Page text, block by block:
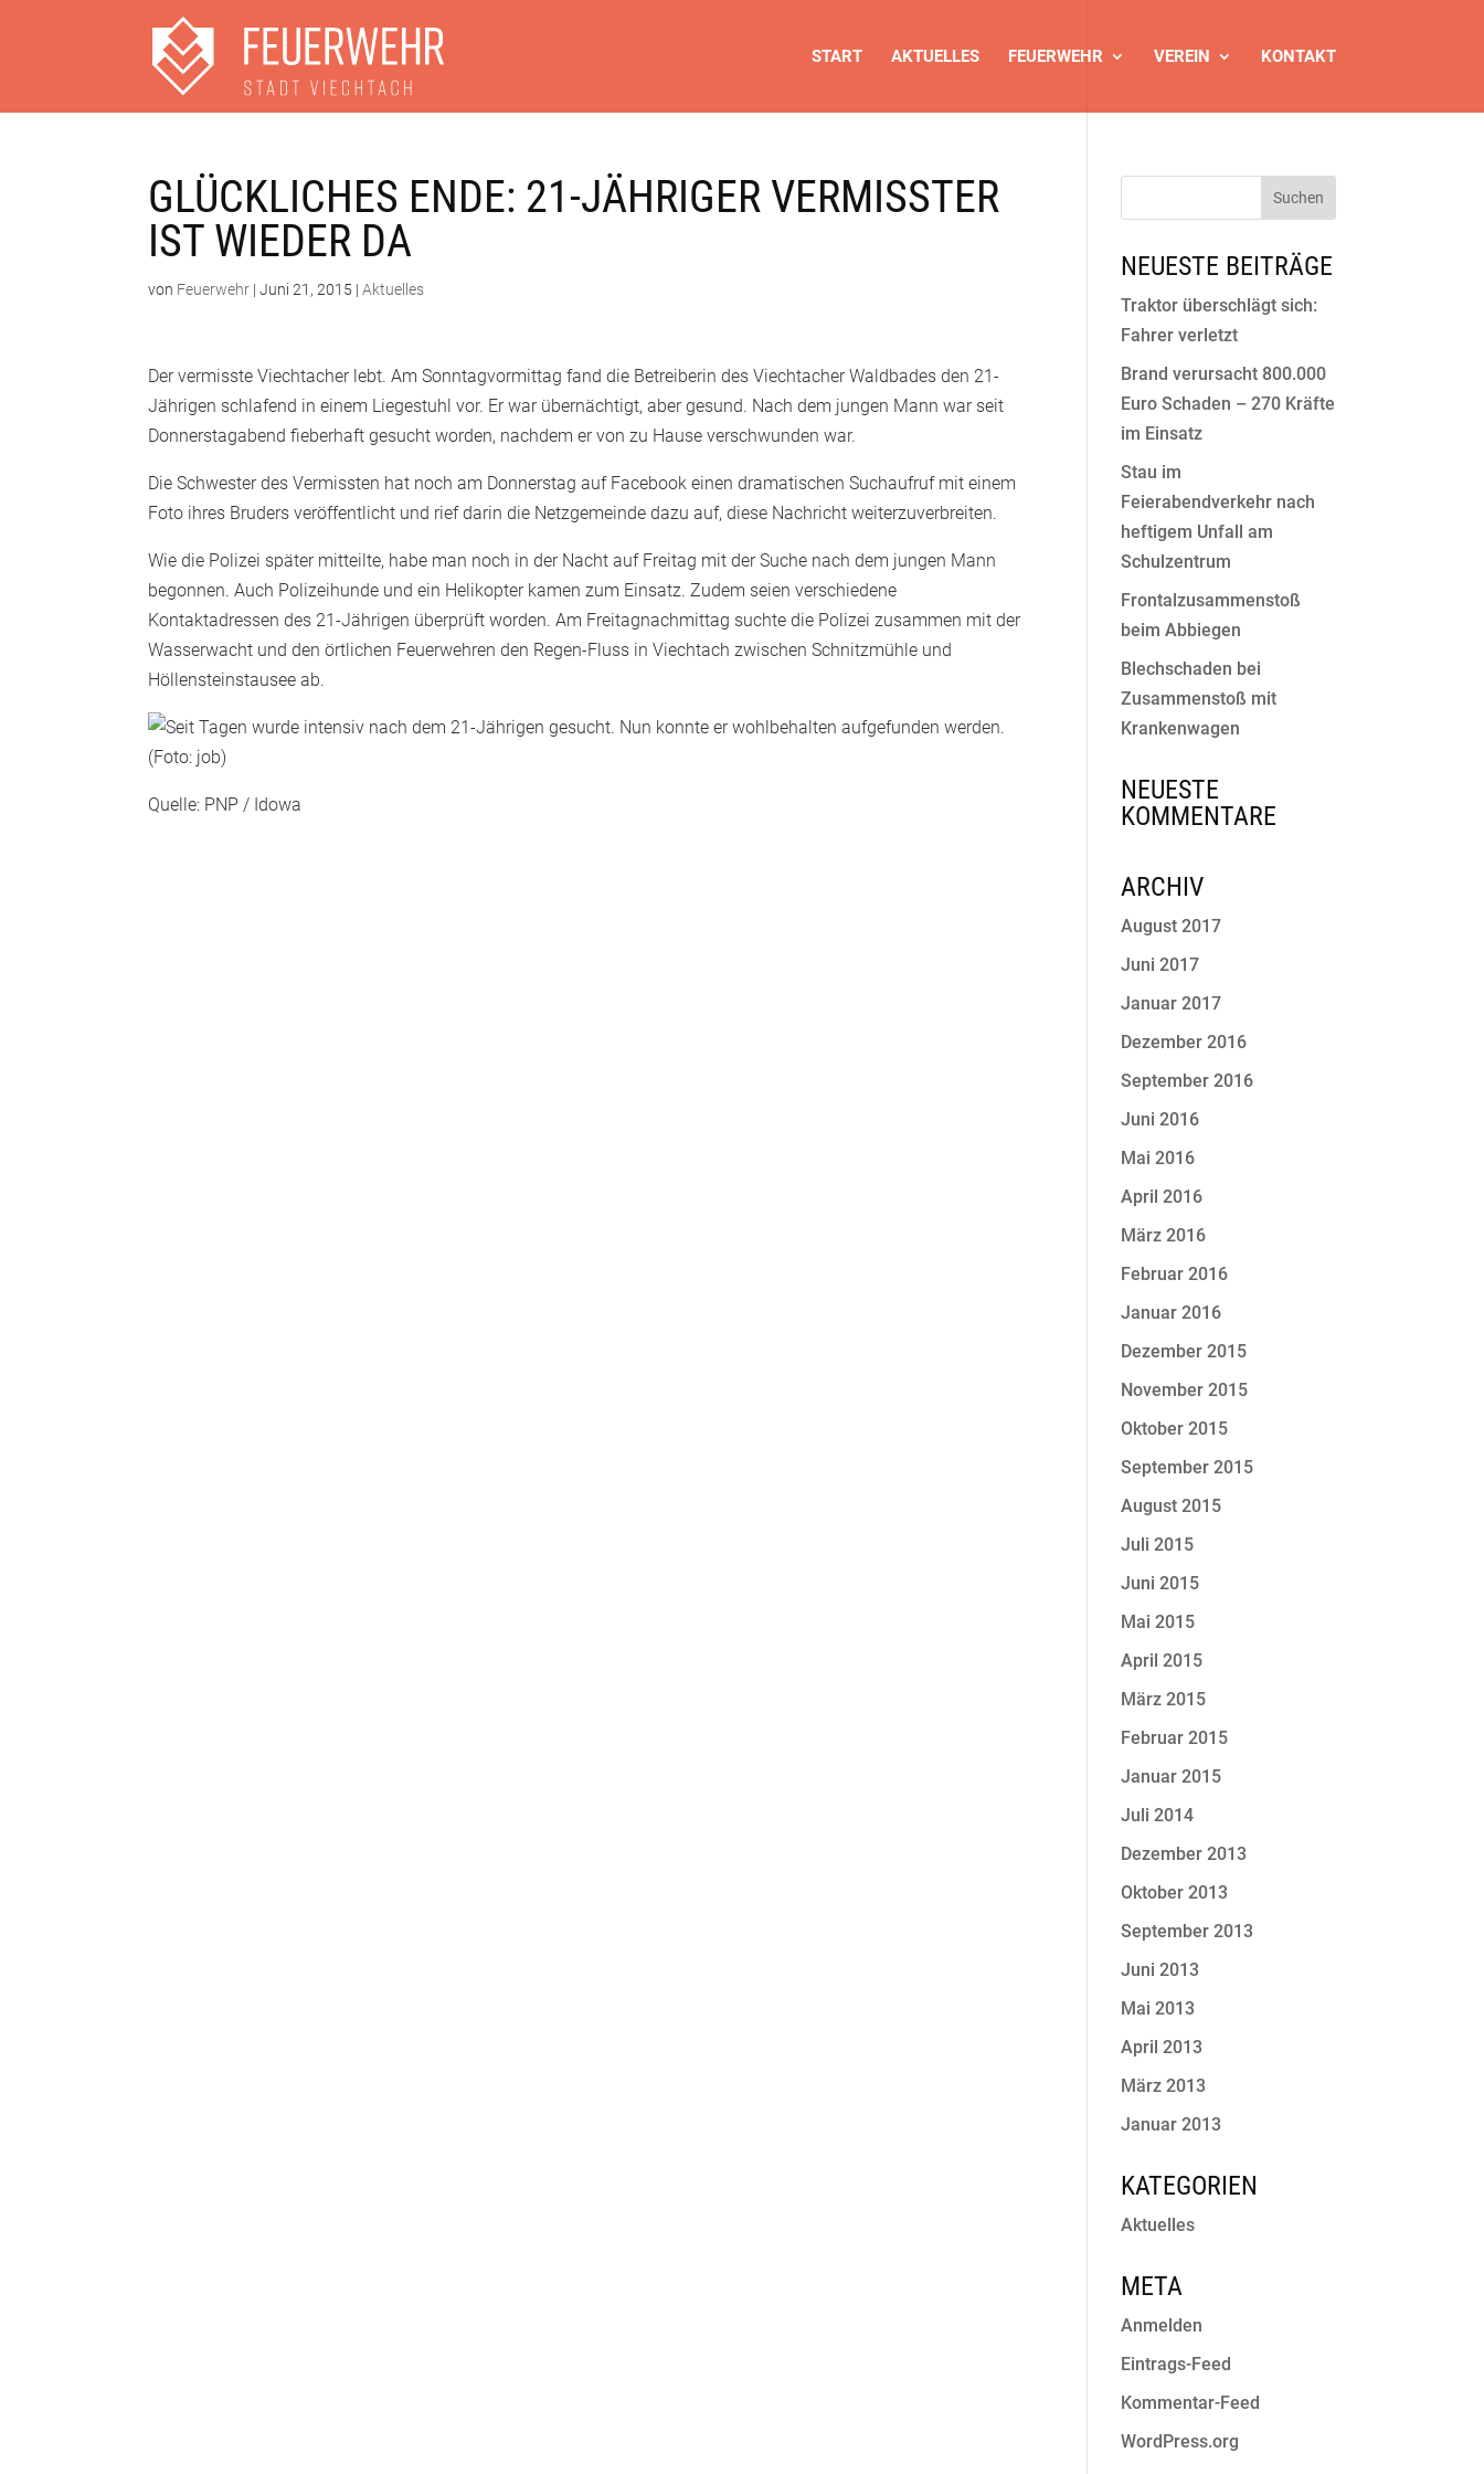
START AKTUELLES FEUERWEHR VEREIN KONTAKT
GLÜCKLICHES ENDE: 21-JÄHRIGER VERMISSTER
IST WIEDER DA
von Feuerwehr |Juni 21, 2015 |Aktuelles
Der vermisste Viechtacher lebt. Am Sonntagvormittag fand die Betreiberin des Viechtacher Waldbades den 21-
Jährigen schlafend in einem Liegestuhl vor. Er war übernächtigt, aber gesund. Nach dem jungen Mann war seit
Donnerstagabend fieberhaft gesucht worden, nachdem er von zu Hause verschwunden war.
Die Schwester des Vermissten hat noch am Donnerstag auf Facebook einen dramatischen Suchaufruf mit einem
Foto ihres Bruders veröffentlicht und rief darin die Netzgemeinde dazu auf, diese Nachricht weiterzuverbreiten.
Wie die Polizei später mitteilte, habe man noch in der Nacht auf Freitag mit der Suche nach dem jungen Mann
begonnen. Auch Polizeihunde und ein Helikopter kamen zum Einsatz. Zudem seien verschiedene
Kontaktadressen des 21-Jährigen überprüft worden. Am Freitagnachmittag suchte die Polizei zusammen mit der
Wasserwacht und den örtlichen Feuerwehren den Regen-Fluss in Viechtach zwischen Schnitzmühle und
Höllensteinstausee ab.
Quelle: PNP / Idowa
NEUESTE BEITRÄGE
Traktor überschlägt sich:
Fahrer verletzt
Brand verursacht 800.000
Euro Schaden – 270 Kräfte
im Einsatz
Stau im
Feierabendverkehr nach
heftigem Unfall am
Schulzentrum
Frontalzusammenstoß
beim Abbiegen
Blechschaden bei
Zusammenstoß mit
Krankenwagen
NEUESTE
KOMMENTARE
ARCHIV
August 2017
Juni 2017
Januar 2017
Dezember 2016
September 2016
Juni 2016
Mai 2016
April 2016
März 2016
Februar 2016
Januar 2016
Dezember 2015
November 2015
Oktober 2015
September 2015
August 2015
Juli 2015
Juni 2015
Mai 2015
April 2015
März 2015
Februar 2015
Januar 2015
Juli 2014
Dezember 2013
Oktober 2013
September 2013
Juni 2013
Mai 2013
April 2013
März 2013
Januar 2013
KATEGORIEN
Aktuelles
META
Anmelden
Eintrags-Feed
Kommentar-Feed
WordPress.org